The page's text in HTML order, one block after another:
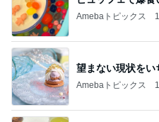
Amebaトピックス
望まない現状をい
Amebaトピックス